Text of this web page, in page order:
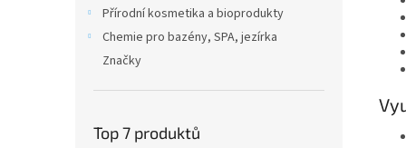
Přírodní kosmetika a bioprodukty
Chemie pro bazény, SPA, jezírka
Značky
Top 7 produktů